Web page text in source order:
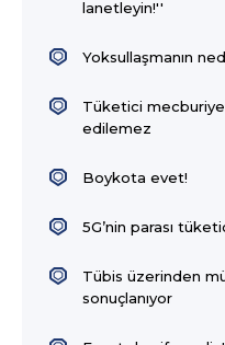
lanetleyin!''
Yoksullaşmanın
Tüketici
edilemez
Boykota evet!
5G’nin parası
Tübis üzerinden
sonuçlanıyor